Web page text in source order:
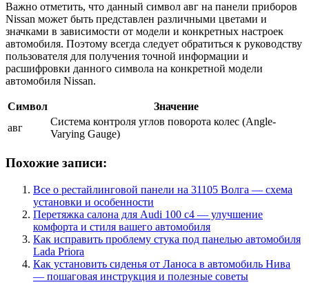
Важно отметить, что данный символ авг на панели приборов
Nissan может быть представлен различными цветами и
значками в зависимости от модели и конкретных настроек
автомобиля. Поэтому всегда следует обратиться к руководству
пользователя для получения точной информации и
расшифровки данного символа на конкретной модели
автомобиля Nissan.
Символ
Значение
авг
Система контроля углов поворота колес (Angle-
Varying Gauge)
Похожие записи:
Все о рестайлинговой панели на 31105 Волга — схема
установки и особенности
Перетяжка салона для Audi 100 c4 — улучшение
комфорта и стиля вашего автомобиля
Как исправить проблему стука под панелью автомобиля
Lada Priora
Как установить сиденья от Ланоса в автомобиль Нива
— пошаговая инструкция и полезные советы